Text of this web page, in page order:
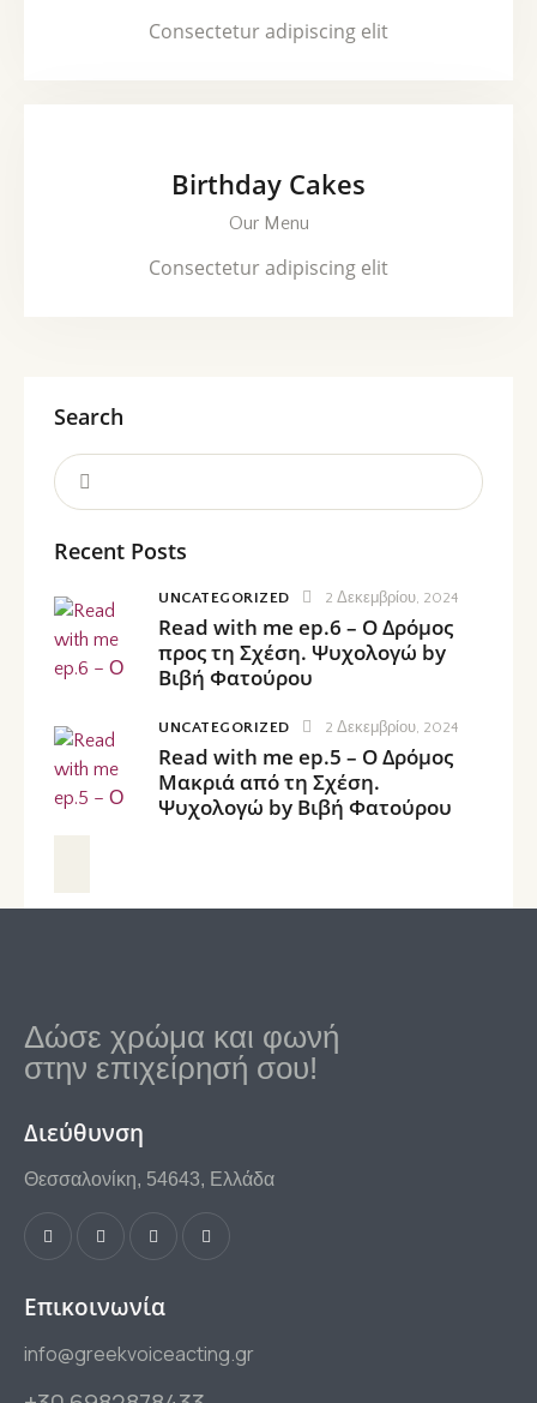
Consectetur adipiscing elit
Birthday Cakes
Our Menu
Consectetur adipiscing elit
Search
Recent Posts
UNCATEGORIZED 2 Δεκεμβρίου, 2024
Read with me ep.6 – Ο Δρόμος
προς τη Σχέση. Ψυχολογώ by
Βιβή Φατούρου
UNCATEGORIZED 2 Δεκεμβρίου, 2024
Read with me ep.5 – Ο Δρόμος
Μακριά από τη Σχέση.
Ψυχολογώ by Βιβή Φατούρου
Δώσε χρώμα και φωνή
στην επιχείρησή σου!
Διεύθυνση
Θεσσαλονίκη, 54643, Ελλάδα
Επικοινωνία
info@greekvoiceacting.gr